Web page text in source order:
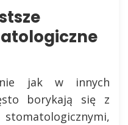
jak w innych
borykają się z